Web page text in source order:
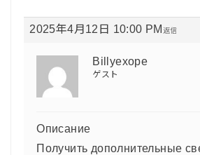
2025年4月12日 10:00 PM 返信
Billyexope
ゲスト
Описание
Получить дополнительные